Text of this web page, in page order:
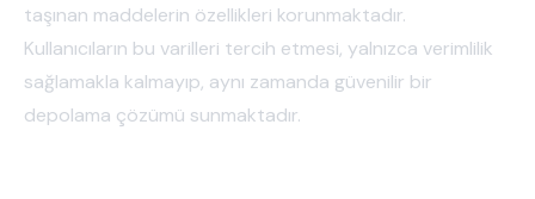
taşınan maddelerin özellikleri korunmaktadır.
Kullanıcıların bu varilleri tercih etmesi, yalnızca verimlilik
sağlamakla kalmayıp, aynı zamanda güvenilir bir
depolama çözümü sunmaktadır.